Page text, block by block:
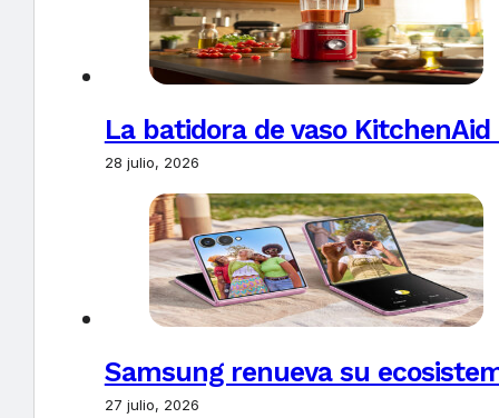
La batidora de vaso
28 julio, 2026
Samsung renueva su
27 julio, 2026